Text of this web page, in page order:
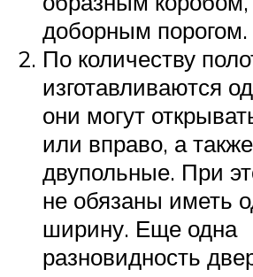
доборным порогом.
По количеству
изготавливаются
они могут
или вправо, а также
двупольные. При
не обязаны иметь
ширину. Еще одна
разновидность